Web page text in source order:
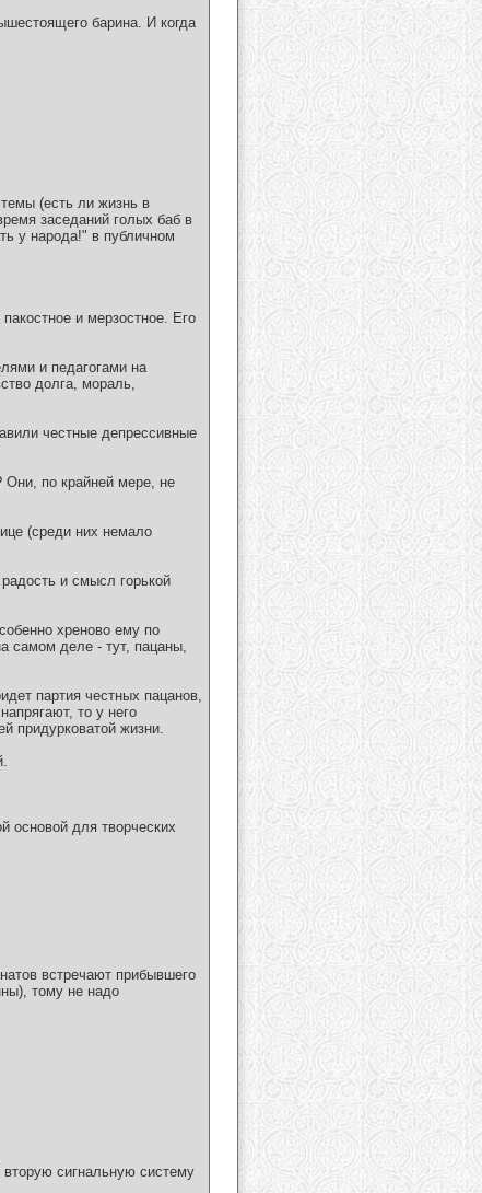
барина. И когда
(есть ли жизнь в
заседаний голых баб в
у народа!" в публичном
и мерзостное. Его
и педагогами на
долга, мораль,
честные депрессивные
Они, по крайней мере, не
(среди них немало
и смысл горькой
хреново ему по
самом деле - тут, пацаны,
партия честных пацанов,
то у него
придурковатой жизни.
основой для творческих
встречают прибывшего
тому не надо
сигнальную систему